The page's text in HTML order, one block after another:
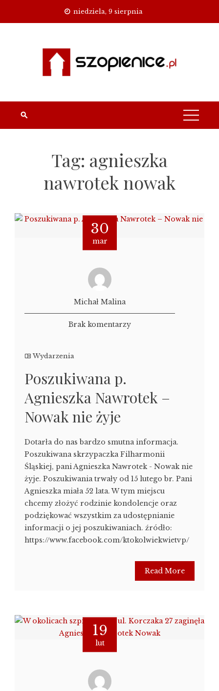
niedziela, 9 sierpnia
Tag: agnieszka
nawrotek nowak
30
mar
Michał Malina
Brak komentarzy
Wydarzenia
Poszukiwana p.
Agnieszka Nawrotek –
Nowak nie żyje
Dotarła do nas bardzo smutna informacja.
Poszukiwana skrzypaczka Filharmonii
Śląskiej, pani Agnieszka Nawrotek - Nowak nie
żyje. Poszukiwania trwały od 15 lutego br. Pani
Agnieszka miała 52 lata. W tym miejscu
chcemy złożyć rodzinie kondolencje oraz
podziękować wszystkim za udostępnianie
informacji o jej poszukiwaniach. źródło:
https://www.facebook.com/ktokolwiekwietvp/
Read More
19
lut